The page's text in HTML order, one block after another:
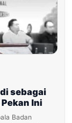
sebagai
Ini
Badan